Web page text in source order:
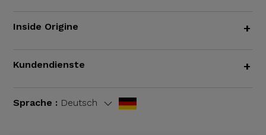
Inside Origine +
Kundendienste +
Sprache : Deutsch